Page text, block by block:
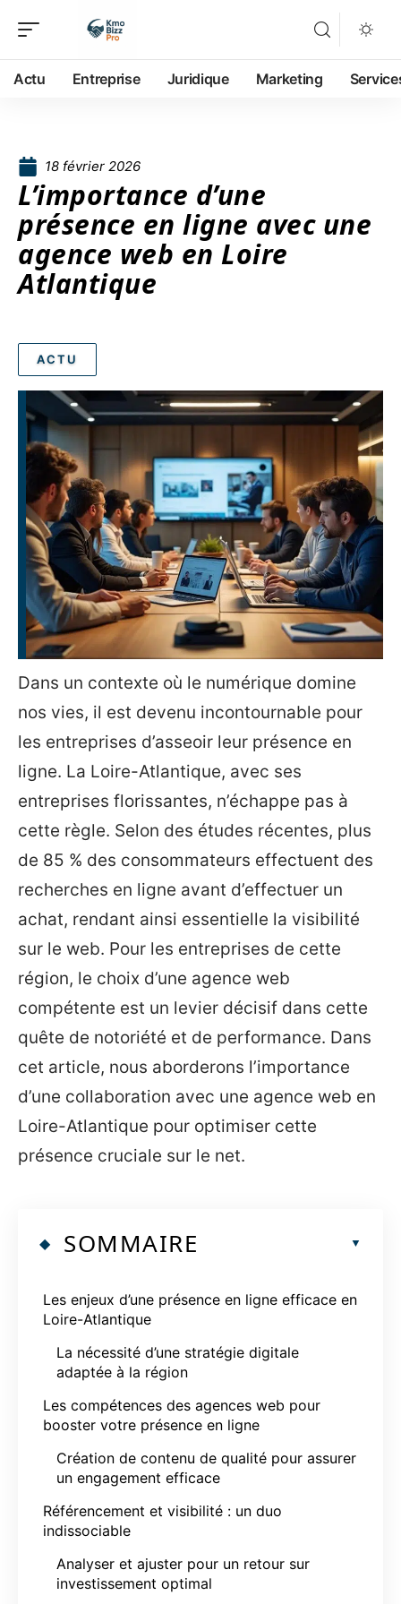
Actu Entreprise Juridique Marketing
18 février 2026
L’importance d’une
présence en ligne avec une
agence web en Loire
Atlantique
ACTU
Dans un contexte où le numérique domine
nos vies, il est devenu incontournable pour
les entreprises d’asseoir leur présence en
ligne. La Loire-Atlantique, avec ses
entreprises florissantes, n’échappe pas à
cette règle. Selon des études récentes, plus
de 85 % des consommateurs effectuent des
recherches en ligne avant d’effectuer un
achat, rendant ainsi essentielle la visibilité
sur le web. Pour les entreprises de cette
région, le choix d’une agence web
compétente est un levier décisif dans cette
quête de notoriété et de performance. Dans
cet article, nous aborderons l’importance
d’une collaboration avec une agence web en
Loire-Atlantique pour optimiser cette
présence cruciale sur le net.
SOMMAIRE
Les enjeux d’une présence en ligne efficace en
Loire-Atlantique
La nécessité d’une stratégie digitale
adaptée à la région
Les compétences des agences web pour
booster votre présence en ligne
Création de contenu de qualité pour assurer
un engagement efficace
Référencement et visibilité : un duo
indissociable
Analyser et ajuster pour un retour sur
investissement optimal